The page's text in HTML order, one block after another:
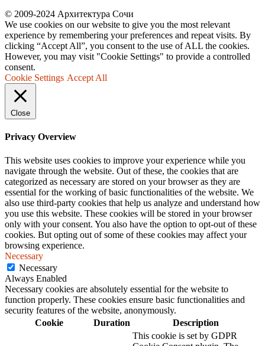
© 2009-2024 Архитектура Сочи
We use cookies on our website to give you the most relevant
experience by remembering your preferences and repeat visits. By
clicking “Accept All”, you consent to the use of ALL the cookies.
However, you may visit "Cookie Settings" to provide a controlled
consent.
Cookie Settings Accept All
Close
Privacy Overview
This website uses cookies to improve your experience while you
navigate through the website. Out of these, the cookies that are
categorized as necessary are stored on your browser as they are
essential for the working of basic functionalities of the website. We
also use third-party cookies that help us analyze and understand how
you use this website. These cookies will be stored in your browser
only with your consent. You also have the option to opt-out of these
cookies. But opting out of some of these cookies may affect your
browsing experience.
Necessary
Necessary
Always Enabled
Necessary cookies are absolutely essential for the website to
function properly. These cookies ensure basic functionalities and
security features of the website, anonymously.
Cookie
Duration Description
This cookie is set by GDPR